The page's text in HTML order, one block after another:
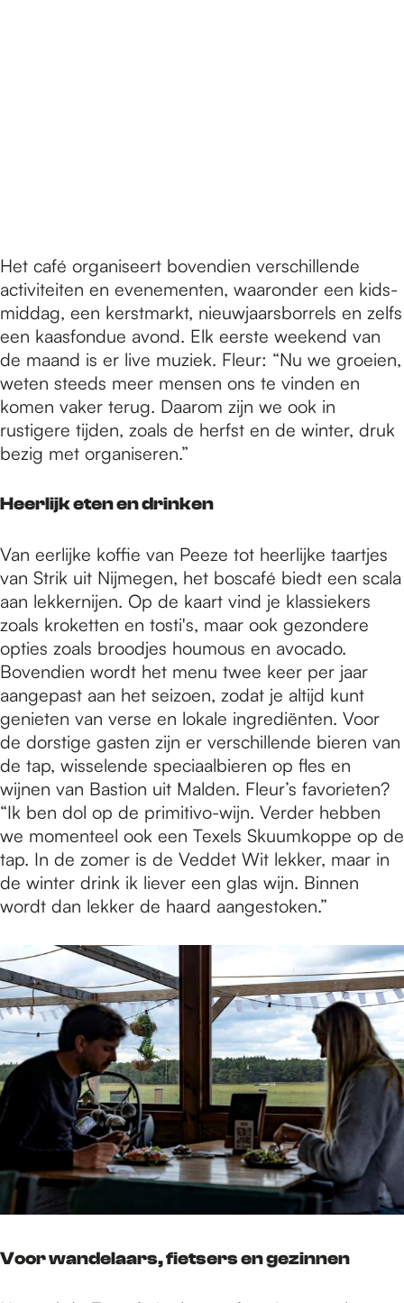
Het café organiseert bovendien verschillende
activiteiten en evenementen, waaronder een kids-
middag, een kerstmarkt, nieuwjaarsborrels en zelfs
een kaasfondue avond. Elk eerste weekend van
de maand is er live muziek. Fleur: “Nu we groeien,
weten steeds meer mensen ons te vinden en
komen vaker terug. Daarom zijn we ook in
rustigere tijden, zoals de herfst en de winter, druk
bezig met organiseren.”
Heerlijk eten en drinken
Van eerlijke koffie van Peeze tot heerlijke taartjes
van Strik uit Nijmegen, het boscafé biedt een scala
aan lekkernijen. Op de kaart vind je klassiekers
zoals kroketten en tosti's, maar ook gezondere
opties zoals broodjes houmous en avocado.
Bovendien wordt het menu twee keer per jaar
aangepast aan het seizoen, zodat je altijd kunt
genieten van verse en lokale ingrediënten. Voor
de dorstige gasten zijn er verschillende bieren van
de tap, wisselende speciaalbieren op fles en
wijnen van Bastion uit Malden. Fleur’s favorieten?
“Ik ben dol op de primitivo-wijn. Verder hebben
we momenteel ook een Texels Skuumkoppe op de
tap. In de zomer is de Veddet Wit lekker, maar in
de winter drink ik liever een glas wijn. Binnen
wordt dan lekker de haard aangestoken.”
Voor wandelaars, fietsers en gezinnen